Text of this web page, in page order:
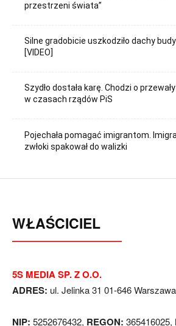
przestrzeni świata”
Silne gradobicie uszkodziło dachy
[VIDEO]
Szydło dostała karę. Chodzi o
w czasach rządów PiS
Pojechała pomagać imigrantom.
zwłoki spakował do walizki
WŁAŚCICIEL
5S MEDIA SP. Z O.O.
ADRES: ul. Jelinka 31 01-646 Warszawa
NIP: 5252676432, REGON: 365416025,